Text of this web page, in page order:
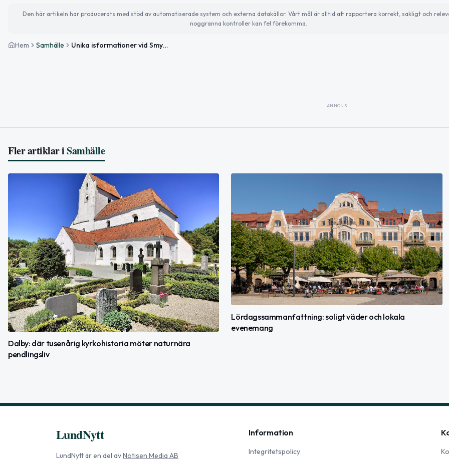
Den här artikeln har producerats med stöd av automatiserade system och externa datakällor. Vårt mål är alltid att rapportera korrekt, sakligt och
noggranna kontroller kan fel förekomma.
Hem Samhälle Unika isformationer vid Smygehuk lockar besökare
ANNONS
Fler artiklar iSamhälle
Dalby: där tusenårig kyrkohistoria möter naturnära
pendlingsliv
Lördagssammanfattning: soligt väder och lokala
evenemang
LundNytt
LundNyttär en del avNotisen Media AB
Information
Integritetspolicy